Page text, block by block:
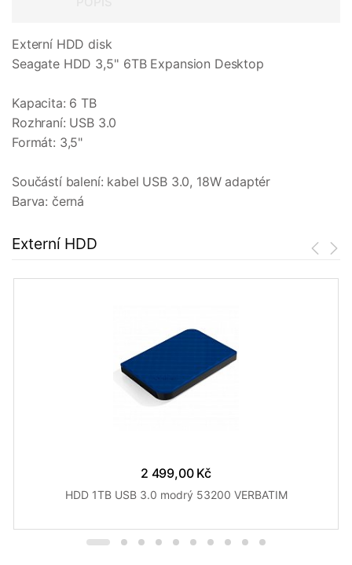
Externí HDD disk
Seagate HDD 3,5'' 6TB Expansion Desktop
Kapacita: 6 TB
Rozhraní: USB 3.0
Formát: 3,5"
Součástí balení: kabel USB 3.0, 18W adaptér
Barva: černá
Externí HDD
2 499,00 Kč
HDD 1TB USB 3.0 modrý 53200 VERBATIM